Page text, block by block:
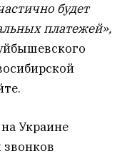
будет
платежей»,
Украине